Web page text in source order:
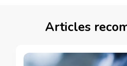
Articles